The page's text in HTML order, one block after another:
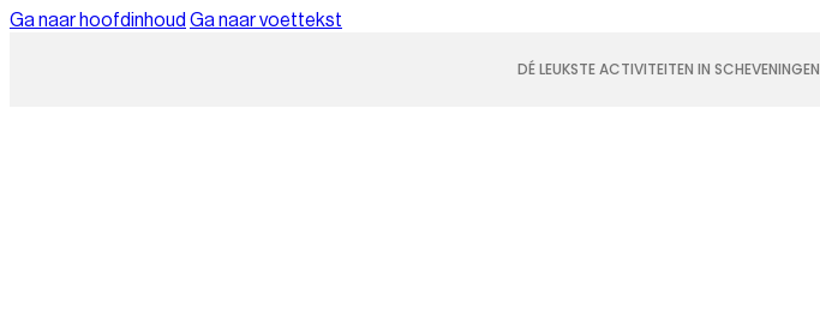
Ga naar hoofdinhoud Ga naar voettekst
DÉ LEUKSTE ACTIVITEITEN IN SCHEVENINGEN